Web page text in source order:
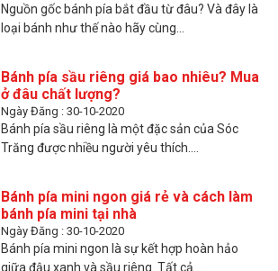
Nguồn gốc bánh pía bắt đầu từ đâu? Và đây là
loại bánh như thế nào hãy cùng...
Bánh pía sầu riêng giá bao nhiêu? Mua
ở đâu chất lượng?
Ngày Đăng : 30-10-2020
Bánh pía sầu riêng là một đặc sản của Sóc
Trăng được nhiều người yêu thích....
Bánh pía mini ngon giá rẻ và cách làm
bánh pía mini tại nhà
Ngày Đăng : 30-10-2020
Bánh pía mini ngon là sự kết hợp hoàn hảo
giữa đậu xanh và sầu riêng. Tất cả...